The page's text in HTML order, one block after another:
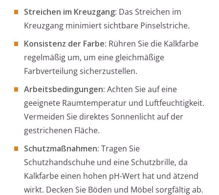
Streichen im Kreuzgang: Das Streichen im
Kreuzgang minimiert sichtbare Pinselstriche.
Konsistenz der Farbe: Rühren Sie die Kalkfarbe
regelmäßig um, um eine gleichmäßige
Farbverteilung sicherzustellen.
Arbeitsbedingungen: Achten Sie auf eine
geeignete Raumtemperatur und Luftfeuchtigkeit.
Vermeiden Sie direktes Sonnenlicht auf der
gestrichenen Fläche.
Schutzmaßnahmen: Tragen Sie
Schutzhandschuhe und eine Schutzbrille, da
Kalkfarbe einen hohen pH-Wert hat und ätzend
wirkt. Decken Sie Böden und Möbel sorgfältig ab.